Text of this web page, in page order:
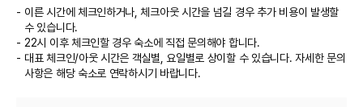
다.이른 시간에 체크인하거나, 체크아웃 시간을 넘길 경우 추가 비용이 발생할
수 있습니다.
22시 이후 체크인할 경우 숙소에 직접 문의해야 합니다.
대표 체크인/아웃 시간은 객실별, 요일별로 상이할 수 있습니다. 자세한 문의
사항은 해당 숙소로 연락하시기 바랍니다.